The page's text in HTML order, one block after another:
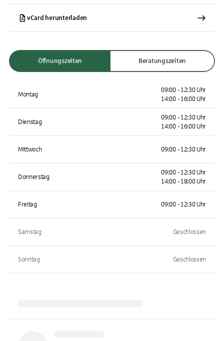
vCard herunterladen
Öffnungszeiten Beratungszeiten
Montag
09:00 - 12:30 Uhr
14:00 - 16:00 Uhr
Dienstag
09:00 - 12:30 Uhr
14:00 - 16:00 Uhr
Mittwoch 09:00 - 12:30 Uhr
Donnerstag
09:00 - 12:30 Uhr
14:00 - 18:00 Uhr
Freitag 09:00 - 12:30 Uhr
Samstag Geschlossen
Sonntag Geschlossen